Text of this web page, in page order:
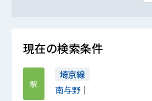
現在の検索条件
駅
埼京線
南与野